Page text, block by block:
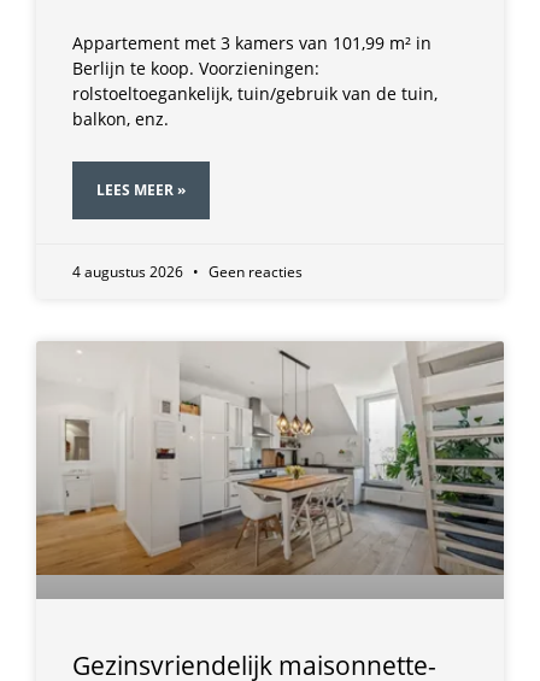
Appartement met 3 kamers van 101,99 m² in
Berlijn te koop. Voorzieningen:
rolstoeltoegankelijk, tuin/gebruik van de tuin,
balkon, enz.
LEES MEER »
4 augustus 2026 Geen reacties
Gezinsvriendelijk maisonnette-